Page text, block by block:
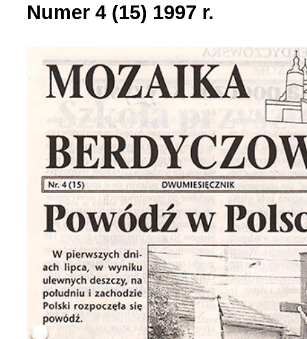
Numer 4 (15) 1997 r.